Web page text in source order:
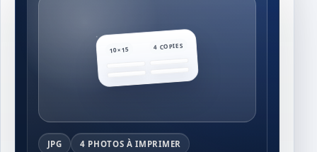
10×15 4 COPIES
JPG 4 PHOTOS À IMPRIMER